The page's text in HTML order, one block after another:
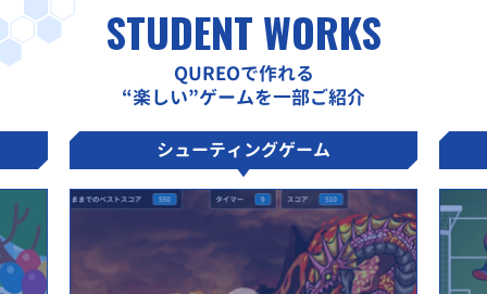
STUDENT WORKS
QUREOで作れる
“楽しい”ゲームを一部ご紹介
シューティングゲーム